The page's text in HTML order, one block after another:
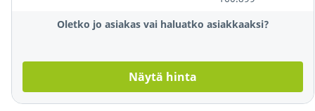
Oletko jo asiakas vai haluatko asiakkaaksi?
Näytä hinta